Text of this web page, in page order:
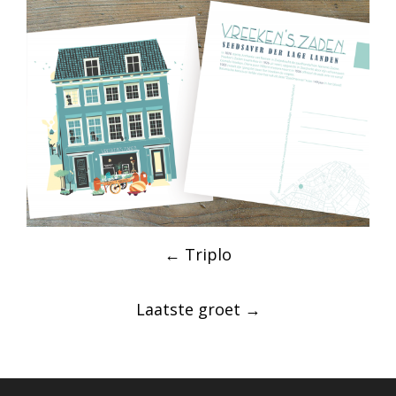
← Triplo
Laatste groet →